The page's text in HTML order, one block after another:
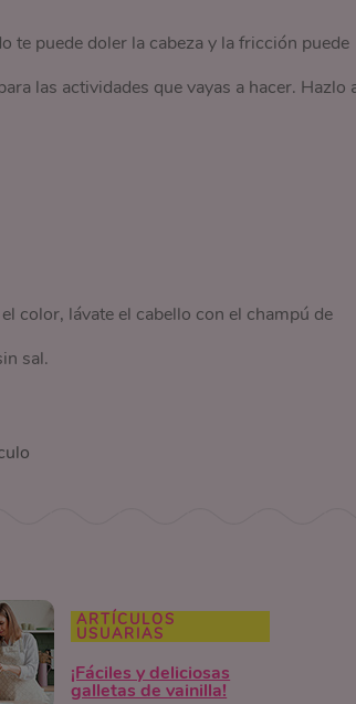
te puede doler la cabeza y la fricción puede
las actividades que vayas a hacer. Hazlo
color, lávate el cabello con el champú de
sal.
ARTÍCULOS
USUARIAS
¡Fáciles y deliciosas
galletas de vainilla!